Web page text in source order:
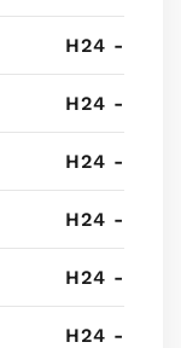
H24 -
H24 -
H24 -
H24 -
H24 -
H24 -